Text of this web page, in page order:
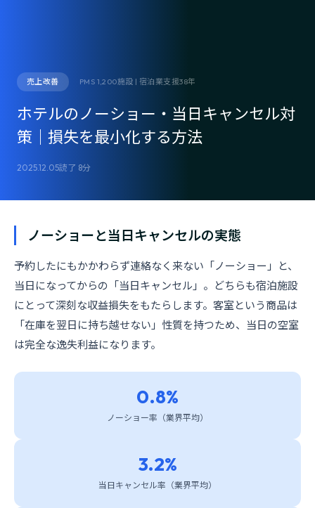
売上改善 PMS 1,200施設 | 宿泊業支援38年
ホテルのノーショー・当日キャンセル対
策｜損失を最小化する方法
2025.12.05読了 8分
ノーショーと当日キャンセルの実態
予約したにもかかわらず連絡なく来ない「ノーショー」と、
当日になってからの「当日キャンセル」。どちらも宿泊施設
にとって深刻な収益損失をもたらします。客室という商品は
「在庫を翌日に持ち越せない」性質を持つため、当日の空室
は完全な逸失利益になります。
0.8%
ノーショー率（業界平均）
3.2%
当日キャンセル率（業界平均）